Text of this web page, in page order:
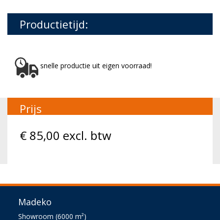
Productietijd:
snelle productie uit eigen voorraad!
Prijs
€ 85,00 excl. btw
Madeko
Showroom (6000 m²)